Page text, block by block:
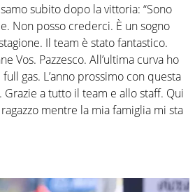
subito dopo la vittoria: “Sono
Non posso crederci. È un sogno
Il team è stato fantastico.
Vos. Pazzesco. All’ultima curva ho
gas. L’anno prossimo con questa
a tutto il team e allo staff. Qui
mentre la mia famiglia mi sta